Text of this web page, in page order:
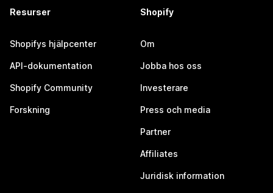
Resurser
Shopifys hjälpcenter
API-dokumentation
Shopify Community
Forskning
Shopify
Om
Jobba hos oss
Investerare
Press och media
Partner
Affiliates
Juridisk information